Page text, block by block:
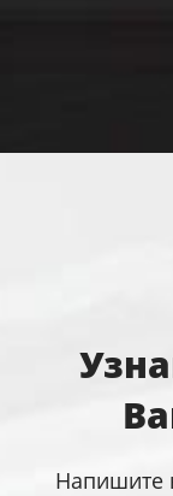
Напишите